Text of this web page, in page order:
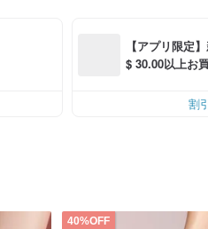
【アプリ限定
$ 30.00以上お
割
40%OFF